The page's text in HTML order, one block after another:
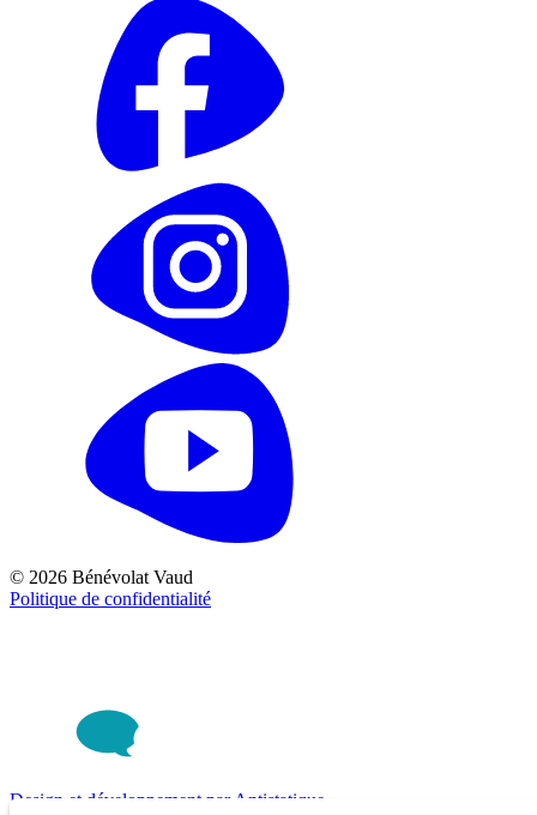
© 2026 Bénévolat Vaud
Politique de confidentialité
Design et développement par Antistatique